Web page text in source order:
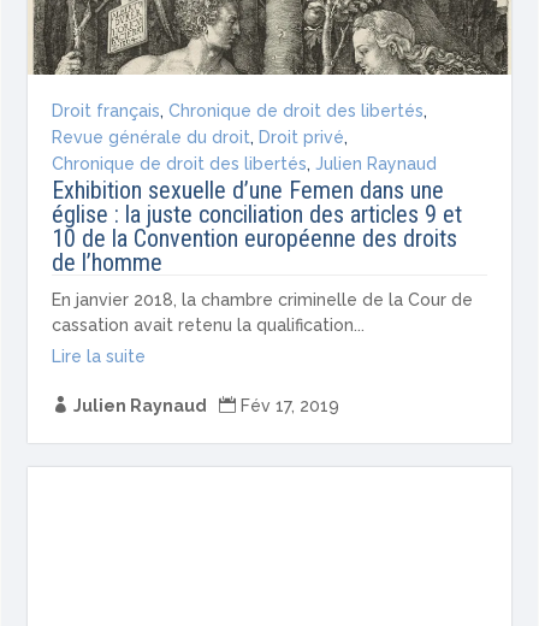
Droit français,Chronique de droit des libertés,
Revue générale du droit, Droit privé,
Chronique de droit des libertés,Julien Raynaud
Exhibition sexuelle d’une Femen dans une
église : la juste conciliation des articles 9 et
10 de la Convention européenne des droits
de l’homme
En janvier 2018, la chambre criminelle de la Cour de
cassation avait retenu la qualification...
Lire la suite
 Julien Raynaud  Fév 17, 2019